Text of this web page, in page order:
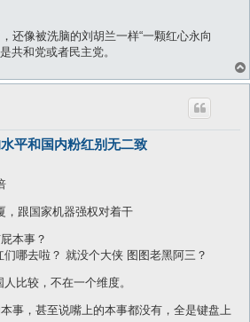
还像被洗脑的刘胡兰一样“一颗红心永向
共和党或者民主党。
平和国内粉红别无二致
，跟国家机器强权对着干
本事？
哪去啦？ 就没个大侠 图图老黑阿三？
比较，不在一个维度。
事，甚至说嘴上的本事都没有，全是键盘上